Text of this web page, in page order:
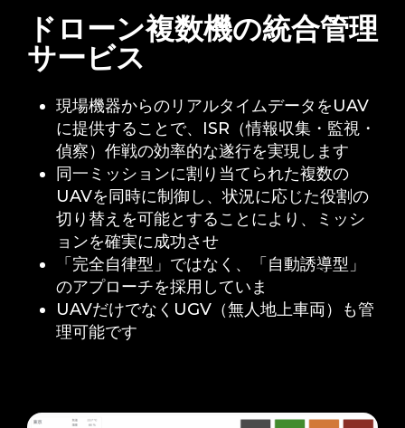
ドローン複数機の統合管理
サービス
現場機器からのリアルタイムデータをUAV
に提供することで、ISR（情報収集・監視・
偵察）作戦の効率的な遂行を実現します
同一ミッションに割り当てられた複数の
UAVを同時に制御し、状況に応じた役割の
切り替えを可能とすることにより、ミッシ
ョンを確実に成功させ
「完全自律型」ではなく、「自動誘導型」
のアプローチを採用していま
UAVだけでなくUGV（無人地上車両）も管
理可能です